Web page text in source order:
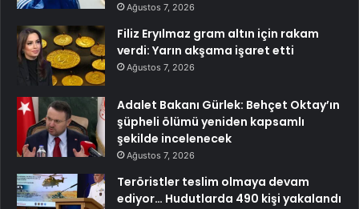
Ağustos 7, 2026
Filiz Eryılmaz gram altın için rakam
verdi: Yarın akşama işaret etti
Ağustos 7, 2026
Adalet Bakanı Gürlek: Behçet Oktay’ın
şüpheli ölümü yeniden kapsamlı
şekilde incelenecek
Ağustos 7, 2026
Teröristler teslim olmaya devam
ediyor… Hudutlarda 490 kişi yakalandı